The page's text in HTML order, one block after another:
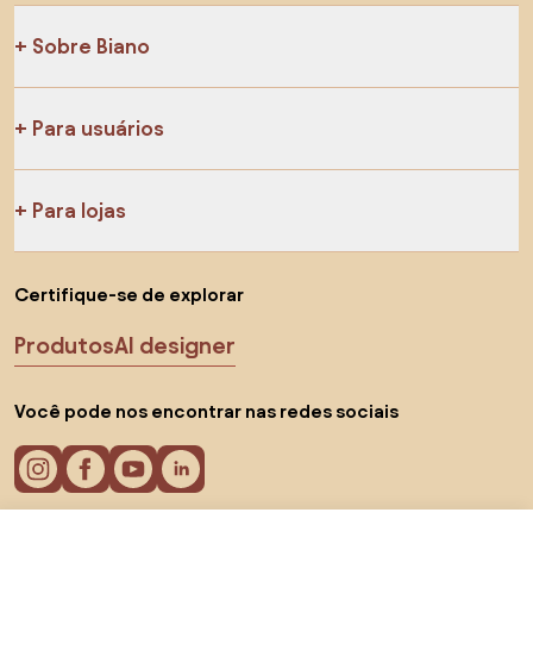
Sobre Biano
Para usuários
Para lojas
Certifique-se de explorar
ProdutosAI designer
Você pode nos encontrar nas redes sociais